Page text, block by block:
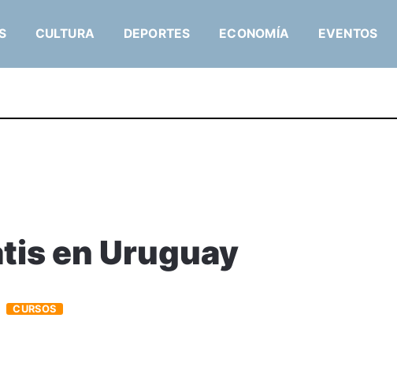
CULTURA DEPORTES ECONOMÍA EVENTOS
en Uruguay
CURSOS